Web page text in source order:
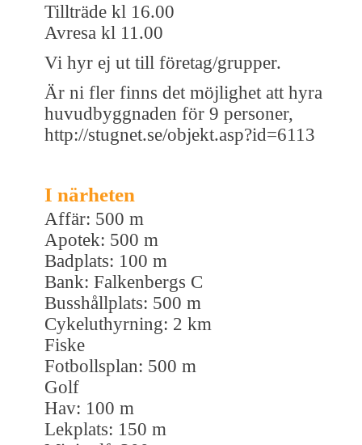
Tillträde kl 16.00
Avresa kl 11.00
Vi hyr ej ut till företag/grupper.
Är ni fler finns det möjlighet att hyra
huvudbyggnaden för 9 personer,
http://stugnet.se/objekt.asp?id=6113
I närheten
Affär: 500 m
Apotek: 500 m
Badplats: 100 m
Bank: Falkenbergs C
Busshållplats: 500 m
Cykeluthyrning: 2 km
Fiske
Fotbollsplan: 500 m
Golf
Hav: 100 m
Lekplats: 150 m